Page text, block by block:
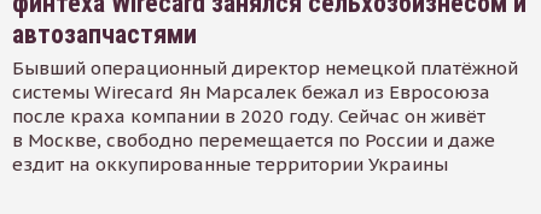
автозапчастями
Бывший операционный директор немецкой платёжной
системы Wirecard Ян Марсалек бежал из Евросоюза
после краха компании в 2020 году. Сейчас он живёт
в Москве, свободно перемещается по России и даже
ездит на оккупированные территории Украины